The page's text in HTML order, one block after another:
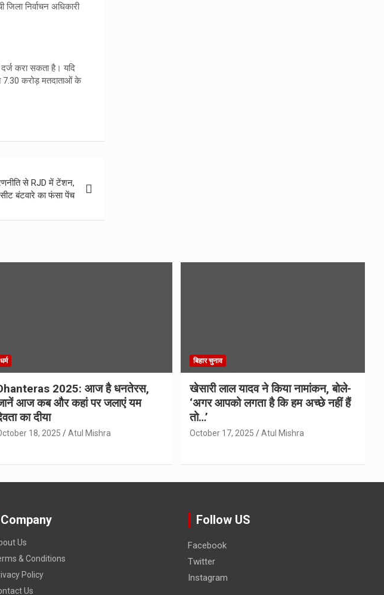
निर्वाचन अधिकारी
करा सकता है। यदि
7.30 करोड़ मतदाताओं के
से RJD में टेंशन,
बंटवारे का फंसा पेंच
धर्म
2025: आज है धनतेरस,
आज कब और कहां पर जलाएं यम
का दीया
18, 2025 Atul Mishra
बिहार चुनाव
खेसारी लाल यादव ने किया नामांकन, बोले-
‘अगर आपको लगता है कि हम अच्छे नहीं हैं
तो…’
October 17, 2025 Atul Mishra
Company
Us
& Conditions
Policy
Us
Follow US
Facebook
Twitter
Instagram